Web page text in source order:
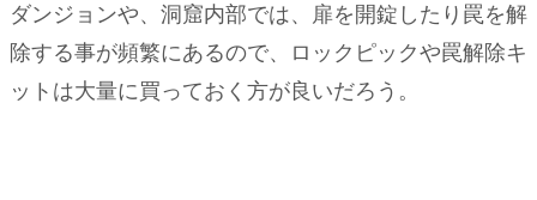
ダンジョンや、洞窟内部では、扉を開錠したり罠を解
除する事が頻繁にあるので、ロックピックや罠解除キ
ットは大量に買っておく方が良いだろう。